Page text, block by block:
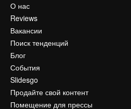
О нас
Reviews
Вакансии
Поиск тенденций
Блог
События
Slidesgo
Продайте свой контент
Помещение для прессы